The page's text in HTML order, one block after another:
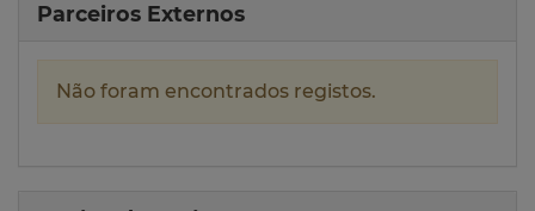
Parceiros Externos
Não foram encontrados registos.